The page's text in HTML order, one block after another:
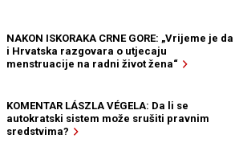
NAKON ISKORAKA CRNE GORE: „Vrijeme je da
i Hrvatska razgovara o utjecaju
menstruacije na radni život žena“
KOMENTAR LÁSZLA VÉGELA: Da li se
autokratski sistem može srušiti pravnim
sredstvima?